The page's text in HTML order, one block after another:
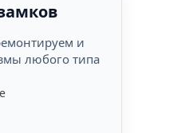
и
любого типа